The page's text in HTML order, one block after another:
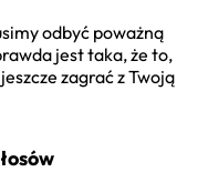
odbyć poważną
jest taka, że to,
zagrać z Twoją